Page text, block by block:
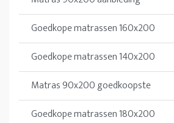
Goedkope matrassen 160x200
Goedkope matrassen 140x200
Matras 90x200 goedkoopste
Goedkope matrassen 180x200